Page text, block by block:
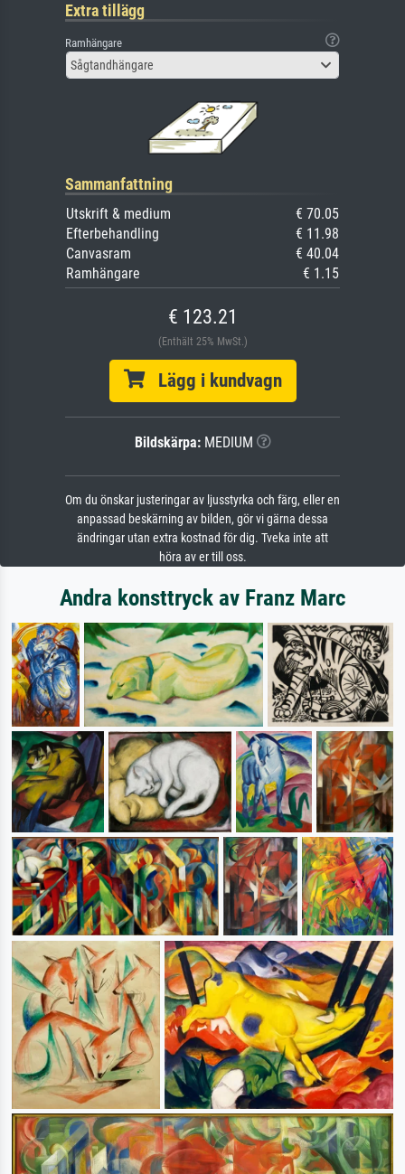
Extra tillägg
Ramhängare
Sågtandhängare
Sammanfattning
Utskrift & medium
€ 70.05
Efterbehandling
€ 11.98
Canvasram
€ 40.04
Ramhängare
€ 1.15
€ 123.21
(Enthält 25% MwSt.)
Lägg i kundvagn
Bildskärpa:MEDIUM
Om du önskar justeringar av ljusstyrka och färg, eller en
anpassad beskärning av bilden, gör vi gärna dessa
ändringar utan extra kostnad för dig. Tveka inte att
höra av er till oss.
Andra konsttryck av Franz Marc